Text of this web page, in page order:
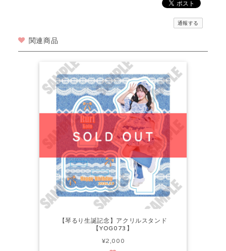
通報する
関連商品
【琴るり生誕記念】アクリルスタンド
【YOG073】
¥2,000